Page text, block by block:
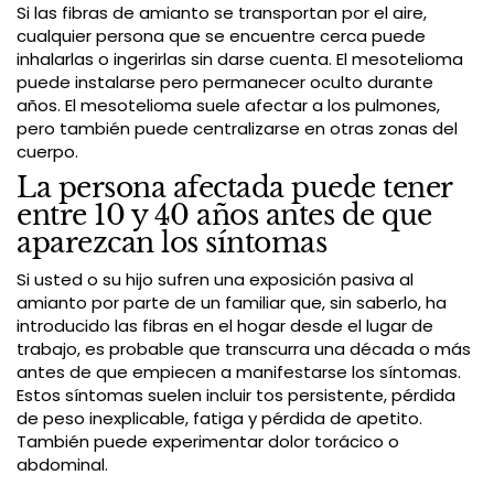
Si las fibras de amianto se transportan por el aire,
cualquier persona que se encuentre cerca puede
inhalarlas o ingerirlas sin darse cuenta. El mesotelioma
puede instalarse pero permanecer oculto durante
años. El mesotelioma suele afectar a los pulmones,
pero también puede centralizarse en otras zonas del
cuerpo.
La persona afectada puede tener
entre 10 y 40 años antes de que
aparezcan los síntomas
Si usted o su hijo sufren una exposición pasiva al
amianto por parte de un familiar que, sin saberlo, ha
introducido las fibras en el hogar desde el lugar de
trabajo, es probable que transcurra una década o más
antes de que empiecen a manifestarse los síntomas.
Estos síntomas suelen incluir tos persistente, pérdida
de peso inexplicable, fatiga y pérdida de apetito.
También puede experimentar dolor torácico o
abdominal.